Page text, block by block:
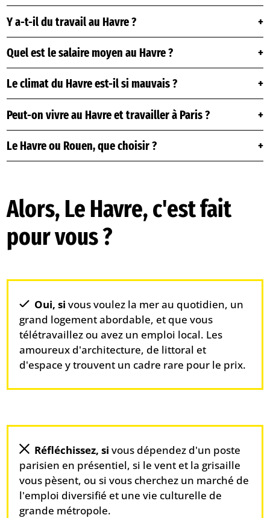
Y a-t-il du travail au Havre ?
Quel est le salaire moyen au Havre ?
Le climat du Havre est-il si mauvais ?
Peut-on vivre au Havre et travailler à Paris ?
Le Havre ou Rouen, que choisir ?
Alors, Le Havre, c'est fait
pour vous ?
Oui, si vous voulez la mer au quotidien, un
grand logement abordable, et que vous
télétravaillez ou avez un emploi local. Les
amoureux d'architecture, de littoral et
d'espace y trouvent un cadre rare pour le prix.
Réfléchissez, si vous dépendez d'un poste
parisien en présentiel, si le vent et la grisaille
vous pèsent, ou si vous cherchez un marché de
l'emploi diversifié et une vie culturelle de
grande métropole.